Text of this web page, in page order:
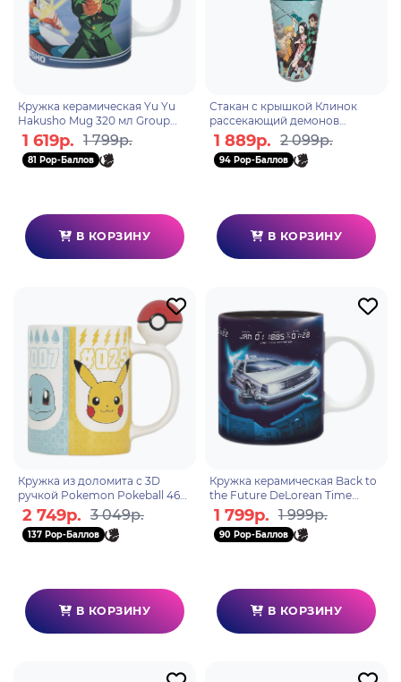
Кружка керамическая Yu Yu
Hakusho Mug 320 мл Group
subli box x2 ABYMUGA141
1 619р. 1 799р.
81 Pop-Баллов
В КОРЗИНУ
Стакан с крышкой Клинок
рассекающий демонов
Tumbler with straw 470мл
Group ABYTUM041
1 889р. 2 099р.
94 Pop-Баллов
В КОРЗИНУ
Кружка из доломита с 3D
ручкой Pokemon Pokeball 460
мл ABYMUGA368
2 749р. 3 049р.
137 Pop-Баллов
В КОРЗИНУ
Кружка керамическая Back to
the Future DeLorean Time
Machine 320 мл ABYMUG817
1 799р. 1 999р.
90 Pop-Баллов
В КОРЗИНУ